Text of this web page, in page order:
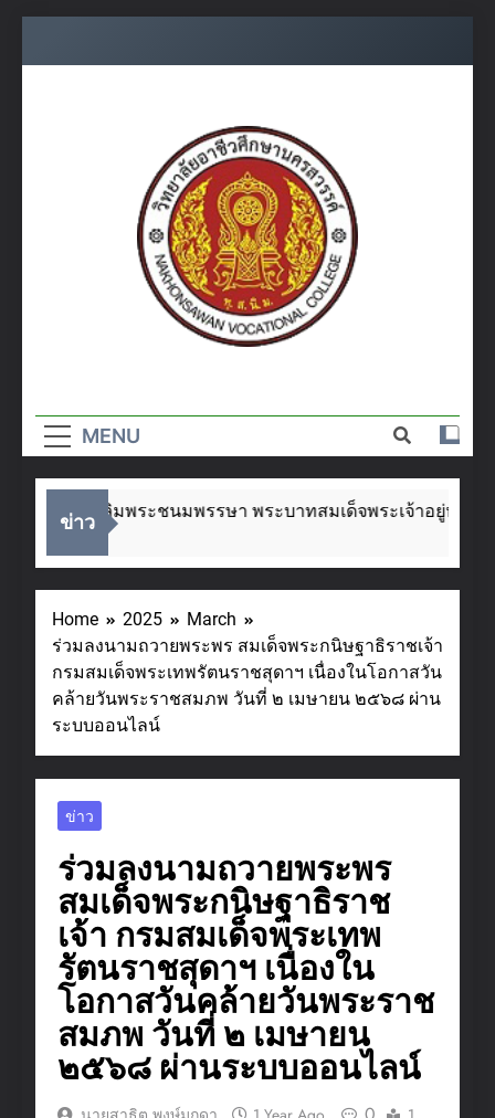
อาชีวศึกษา
นครสวรรค์
MENU
ข่าว
กาสวันเฉลิมพระชนมพรรษา พระบาทสมเด็จพระเจ้าอยู่หัว ๒๘
Home 2025
March
ร่วมลงนามถวายพระพร สมเด็จพระกนิษฐาธิราชเจ้า
กรมสมเด็จพระเทพรัตนราชสุดาฯ เนื่องในโอกาสวัน
คล้ายวันพระราชสมภพ วันที่ ๒ เมษายน ๒๕๖๘ ผ่าน
ระบบออนไลน์
ข่าว
ร่วมลงนามถวายพระพร
สมเด็จพระกนิษฐาธิราช
เจ้า กรมสมเด็จพระเทพ
รัตนราชสุดาฯ เนื่องใน
โอกาสวันคล้ายวันพระราช
สมภพ วันที่ ๒ เมษายน
๒๕๖๘ ผ่านระบบออนไลน์